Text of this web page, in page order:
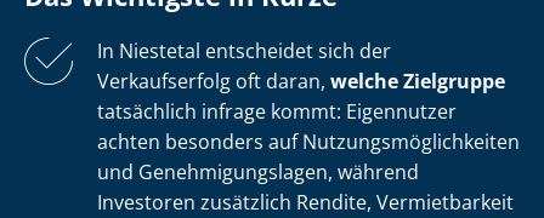
In Niestetal entscheidet sich der
Verkaufserfolg oft daran, welche Zielgruppe
tatsächlich infrage kommt: Eigennutzer
achten besonders auf Nut­zungs­mög­lich­kei­ten
und Ge­neh­mi­gungs­la­gen, während
Investoren zusätzlich Rendite, Vermietbarkeit